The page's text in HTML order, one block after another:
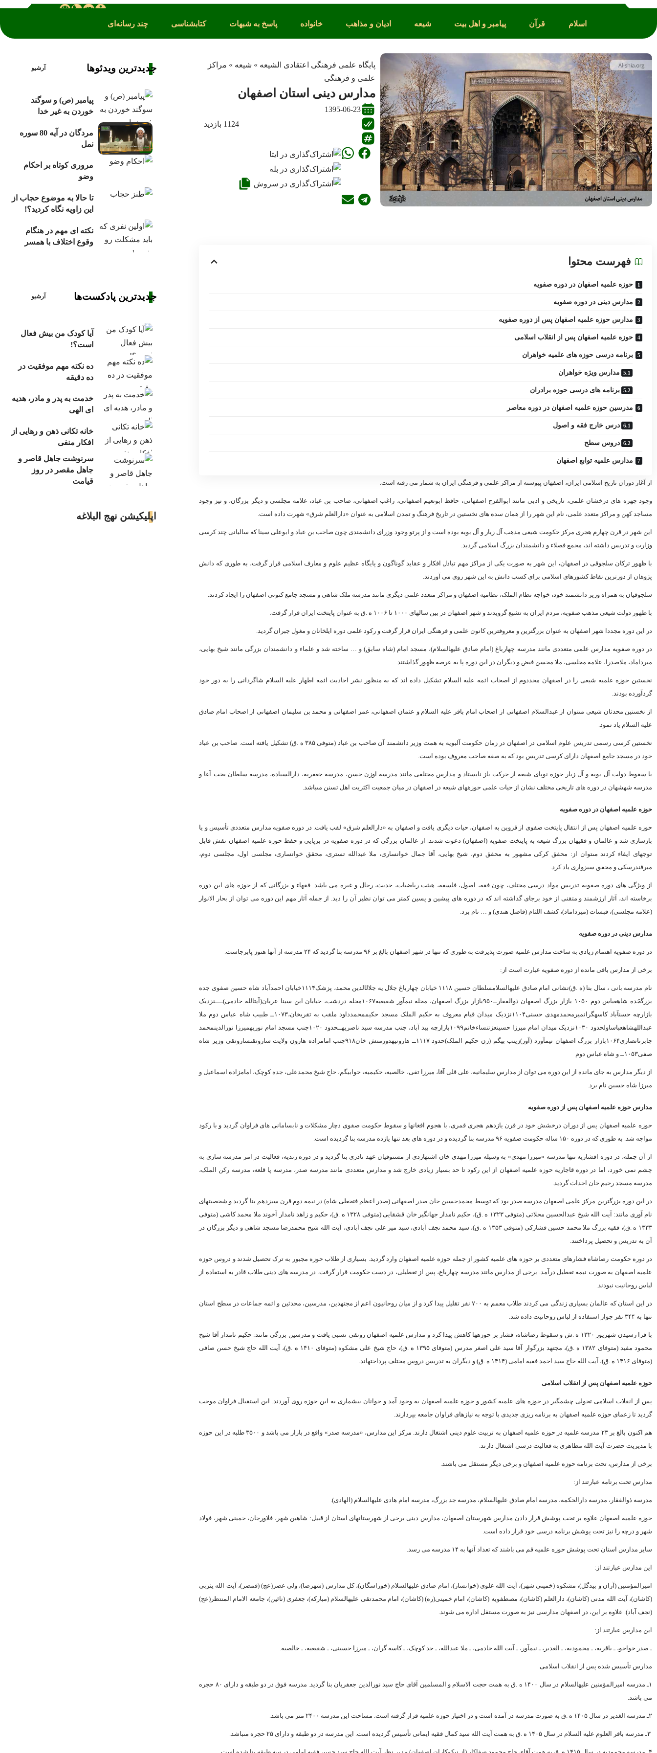
اسلام قرآن پیامبر و اهل بیت شیعه ادیان و مذاهب خانواده پاسخ به شبهات کتابشناسی چند رسانه‌ای
پایگاه علمی فرهنگی اعتقادی الشیعه » شیعه » مراکز
علمی و فرهنگی
مدارس دینی استان اصفهان
1395-06-23
1124 بازدید
فهرست محتوا
حوزه علمیه اصفهان در دوره صفویه
مدارس دینى در دوره صفویه
مدارس حوزه علمیه اصفهان پس از دوره صفویه
حوزه علمیه اصفهان پس از انقلاب اسلامى
برنامه درسى حوزه ‏هاى علمیه خواهران
مدارس ویژه خواهران
برنامه ‏هاى درسى حوزه برادران
مدرسین حوزه علمیه اصفهان در دوره معاصر
درس خارج فقه و اصول
دروس سطح
مدارس علمیه توابع اصفهان
از آغاز دوران تاریخ اسلامى ایران، اصفهان پیوسته از مراکز علمى و فرهنگى ایران به شمار مى‏ رفته است.
وجود چهره ‏هاى درخشان علمى، تاریخى و ادبى مانند ابوالفرج اصفهانى، حافظ ابونعیم اصفهانى، راغب اصفهانى، صاحب بن عباد، علامه مجلسى و دیگر بزرگان، و نیز وجود
مساجد کهن و مراکز متعدد علمى، نام این شهر را از همان سده ‏هاى نخستین در تاریخ فرهنگ و تمدن اسلامى به عنوان «دارالعلم شرق» شهرت داده است.
این شهر در قرن چهارم هجرى مرکز حکومت شیعى مذهب آل زیار و آل بویه بوده است و از پرتو وجود وزراى دانشمندى چون صاحب بن عباد و ابوعلى سینا که سالیانى چند کرسى
وزارت و تدریس داشته ‏اند، مجمع فضلاء و دانشمندان بزرگ اسلامى گردید.
با ظهور ترکان سلجوقى در اصفهان، این شهر به صورت یکى از مراکز مهم تبادل افکار و عقاید گوناگون و پایگاه عظیم علوم و معارف اسلامى قرار گرفت، به طورى که دانش
پژوهان از دورترین نقاط کشورهاى اسلامى براى کسب دانش به این شهر روى مى‏ آوردند.
سلجوقیان به همراه وزیر دانشمند خود، خواجه نظام الملک، نظامیه اصفهان و مراکز متعدد علمى دیگرى مانند مدرسه ملک شاهى و مسجد جامع کنونى اصفهان را ایجاد کردند.
با ظهور دولت شیعى مذهب صفویه، مردم ایران به تشیع گرویدند و شهر اصفهان در بین سالهاى ۱۰۰۰ تا ۱۰۰۶ ه .ق به عنوان پایتخت ایران قرار گرفت.
در این دوره مجددا شهر اصفهان به عنوان بزرگترین و معروفترین کانون علمى و فرهنگى ایران قرار گرفت و رکود علمى دوره ایلخانان و مغول جبران گردید.
در دوره صفویه مدارس علمى متعددى مانند مدرسه چهارباغ (امام صادق علیه‏السلام)، مسجد امام (شاه سابق) و … ساخته شد و علماء و دانشمندان بزرگى مانند شیخ بهایى،
میرداماد، ملاصدرا، علامه مجلسى، ملا محسن فیض و دیگران در این دوره پا به عرصه ظهور گذاشتند.
نخستین حوزه علمیه شیعى را در اصفهان محددوم از اصحاب ائمه علیه ‏السلام تشکیل داده ‏اند که به منظور نشر احادیث ائمه اطهار علیه ‏السلام شاگردانى را به دور خود
گردآورده بودند.
از نخستین محدثان شیعى مى‏توان از عبدالسلام اصفهانى از اصحاب امام باقر علیه ‏السلام و عثمان اصفهانى، عمر اصفهانى و محمد بن سلیمان اصفهانى از اصحاب امام صادق
علیه‏ السلام یاد نمود.
نخستین کرسى رسمى تدریس علوم اسلامى در اصفهان در زمان حکومت آل‏بویه به همت وزیر دانشمند آن صاحب بن عباد (متوفى ۳۸۵ ه .ق) تشکیل یافته است. صاحب بن عباد
خود در مسجد جامع اصفهان داراى کرسى تدریس بود که به صفه صاحب معروف بوده است.
با سقوط دولت آل بویه و آل زیار حوزه نوپاى شیعه از حرکت باز نایستاد و مدارس مختلفى مانند مدرسه اوزن حسن، مدرسه جعفریه، دارالسیاده، مدرسه سلطان بخت آغا و
مدرسه شهشهان در دوره ‏هاى تاریخى مختلف نشان از حیات علمى حوزه‏هاى شیعه در اصفهان در میان جمعیت اکثریت اهل تسنن مى‏باشد.
حوزه علمیه اصفهان در دوره صفویه
حوزه علمیه اصفهان پس از انتقال پایتخت صفوى از قزوین به اصفهان، حیات دیگرى یافت و اصفهان به «دارالعلم شرق» لقب یافت. در دوره صفویه مدارس متعددى تأسیس و یا
بازسازى شد و عالمان و فقیهان بزرگ شیعه به پایتخت صفویه (اصفهان) دعوت شدند. از عالمان بزرگى که در دوره صفویه در برپایى و حفظ حوزه علمیه اصفهان نقش قابل
توجه‏اى ایفاء کردند مى‏توان از: محقق کرکى مشهور به محقق دوم، شیخ بهایى، آقا جمال خوانسارى، ملا عبدالله تسترى، محقق خوانسارى، مجلسى اول، مجلسى دوم،
میرفندرسکى و محقق سبزوارى یاد کرد.
از ویژگى ‏هاى دوره صفویه تدریس مواد درسى مختلف، چون فقه، اصول، فلسفه، هیئت ریاضیات، حدیث، رجال و غیره مى ‏باشد. فقهاء و بزرگانى که از حوزه ‏هاى این دوره
برخاسته ‏اند، آثار ارزشمند و متقنى از خود برجاى گذاشته ‏اند که در دوره ‏هاى پیشین و پسین کمتر مى ‏توان نظیر آن را دید. از جمله آثار مهم این دوره مى ‏توان از بحار الانوار
(علامه مجلسى)، قبسات (میرداماد)، کشف اللثام (فاضل هندى) و … نام برد.
مدارس دینى در دوره صفویه
در دوره صفویه اهتمام زیادى به ساخت مدارس علمیه صورت پذیرفت به طورى که تنها در شهر اصفهان بالغ بر ۹۶ مدرسه بنا گردید که ۲۴ مدرسه از آنها هنوز پابرجاست.
برخى از مدارس باقى مانده از دوره صفویه عبارت است از:
نام مدرسه بانى ، سال بنا (ه .ق)نشانى امام صادق علیه‏السلامسلطان حسین ۱۱۱۸ خیابان چهارباغ جلال یه جلال‏الدین محمد، پزشک۱۱۱۴خیابان احمدآباد شاه حسین صفوى جده
بزرگجَده شاه‏عباس‏ دوم ۱۰۵۰ بازار بزرگ اصفهان ذوالفقارــ۹۵۰بازار بزرگ اصفهان، محله نیم‏آور شفیعیه۱۰۶۷محله دردشت، خیابان ابن سینا عربان(آیت‏الله ‏خادمى)ــــنزدیک
بازارچه حسن‏آباد کاسه‏گرانمیرمحمدمهدى حسنى۱۱۰۴نزدیک میدان قیام معروف به حکیم الملک مسجد حکیممحمدداود ملقب به تقرب‏خان،۱۰۷۳ــ طبیب شاه عباس دوم ملا
عبداللهشاه‏عباس‏اولحدود ۱۰۳۰نزدیک میدان امام میرزا حسینعزت‏نساءخانم۱۰۹۹بازارچه بید آباد، جنب مدرسه سید ناصریهــحدود ۱۰۲۰جنب مسجد امام نوریهمیرزا نورالدین‏محمد
جابرى‏انصارى۱۰۶۴بازار بزرگ اصفهان نیم‏آورد (آور)زینب بیگم (زن حکیم الملک)حدود ۱۱۱۷ــ هارونیهدورمنش خان۹۱۸جنب امام‏زاده هارون ولایت ساروتقىساروتقى وزیر شاه
صفى۱۰۵۳ــ و شاه عباس دوم
از دیگر مدارس به جاى مانده از این دوره مى ‏توان از مدارس سلیمانیه، على ‏قلى آقا، میرزا تقى، خالصیه، حکیمیه، حوابیگم، حاج شیخ محمدعلى، جده کوچک، امامزاده اسماعیل و
میرزا شاه حسین نام برد.
مدارس حوزه علمیه اصفهان پس از دوره صفویه
حوزه علمیه اصفهان پس از دوران درخشش خود در قرن یازدهم هجرى قمرى، با هجوم افغانها و سقوط حکومت صفوى دچار مشکلات و نابسامانى‏ هاى فراوان گردید و با رکود
مواجه شد. به طورى که در دوره ۱۵۰ ساله حکومت صفویه ۹۶ مدرسه بنا گردیده و در دوره هاى بعد تنها یازده مدرسه بنا گردیده است.
از آن جمله، در دوره افشاریه تنها مدرسه «میرزا مهدى» به وسیله میرزا مهدى خان اشتهاردى از مستوفیان عهد نادرى بنا گردید و در دوره زندیه، فعالیت در امر مدرسه‏ سازى به
چشم نمى‏ خورد، اما در دوره قاجاریه حوزه علمیه اصفهان از این رکود تا حد بسیار زیادى خارج شد و مدارس متعددى مانند مدرسه صدر، مدرسه پا قلعه، مدرسه رکن الملک،
مدرسه مسجد رحیم خان احداث گردید.
در این دوره بزرگترین مرکز علمى اصفهان مدرسه صدر بود که توسط محمدحسین خان صدر اصفهانى (صدر اعظم فتحعلى شاه) در نیمه دوم قرن سیزدهم بنا گردید و شخصیت‏هاى
نام آورى مانند: آیت الله شیخ عبدالحسین محلاتى (متوفى ۱۳۲۳ ه .ق)، حکیم نامدار جهانگیر خان قشقایى (متوفى ۱۳۲۸ ه .ق)، حکیم و زاهد نامدار آخوند ملا محمد کاشى (متوفى
۱۳۳۳ ه .ق)، فقیه بزرگ ملا محمد حسین فشارکى (متوفى ۱۳۵۳ ه .ق)، سید محمد نجف آبادى، سید میر على نجف آبادى، آیت الله شیخ محمدرضا مسجد شاهى و دیگر بزرگان در
آن به تدریس و تحصیل پرداختند.
در دوره حکومت رضاشاه فشارهاى متعددى بر حوزه‏ هاى علمیه کشور از جمله حوزه علمیه اصفهان وارد گردید. بسیارى از طلاب حوزه مجبور به ترک تحصیل شدند و دروس حوزه
علمیه اصفهان به صورت نیمه تعطیل درآمد. برخى از مدارس مانند مدرسه چهارباغ، پس از تعطیلى، در دست حکومت قرار گرفت. در مدرسه‏ هاى دینى طلاب قادر به استفاده از
لباس روحانیت نبودند.
در این استان که عالمان بسیارى زندگى مى‏ کردند طلاب معمم به ۷۰۰ نفر تقلیل پیدا کرد و از میان روحانیون اعم از مجتهدین، مدرسین، محدثین و ائمه جماعات در سطح استان
تنها به ۳۴۴ نفر جواز استفاده از لباس روحانیت داده شد.
با فرا رسیدن شهریور ۱۳۲۰ ه .ش و سقوط رضاشاه، فشار بر حوزه‏ها کاهش پیدا کرد و مدارس علمیه اصفهان رونقى نسبى یافت و مدرسین بزرگى مانند: حکیم نامدار آقا شیخ
محمود مفید (متوفاى ۱۳۸۲ ه .ق)، مجتهد بزرگوار آقا سید على‏ اصغر مدرس (متوفاى ۱۳۹۵ ه .ق)، حاج شیخ على مشکوه (متوفاى ۱۴۱۰ ه .ق)، آیت الله حاج شیخ حسن صافى
(متوفاى ۱۴۱۶ ه .ق)، آیت الله حاج سید احمد فقیه امامى (۱۴۱۴ ه .ق) و دیگران به تدریس دروس مختلف پرداخته‏اند.
حوزه علمیه اصفهان پس از انقلاب اسلامى
پس از انقلاب اسلامى تحولى چشمگیر در حوزه‏ هاى علمیه کشور و حوزه علمیه اصفهان به وجود آمد و جوانان بى‏شمارى به این حوزه روى آوردند. این استقبال فراوان موجب
گردید تا زعماى حوزه علمیه اصفهان به برنامه ریزى جدیدى با توجه به نیازهاى فراوان جامعه بپردازند.
هم اکنون بالغ بر ۲۳ مدرسه علمیه در حوزه علمیه اصفهان به تربیت علوم دینى اشتغال دارند. مرکز این مدارس، «مدرسه صدر» واقع در بازار مى‏ باشد و ۳۵۰۰ طلبه در این حوزه
با مدیریت حضرت آیت الله مظاهرى به فعالیت درسى اشتغال دارند.
برخى از مدارس، تحت برنامه حوزه علمیه اصفهان و برخى دیگر مستقل مى ‏باشند.
مدارس تحت برنامه عبارتند از:
مدرسه ذوالفقار، مدرسه دارالحکمه، مدرسه امام صادق علیه‏السلام، مدرسه جد بزرگ، مدرسه امام هادى علیه‏السلام (الهادى).
حوزه علمیه اصفهان علاوه بر تحت پوشش قرار دادن مدارس شهرستان اصفهان، مدارس دینى برخى از شهرستان‏هاى استان از قبیل: شاهین شهر، فلاورجان، خمینى شهر، فولاد
شهر و درچه را نیز تحت پوشش برنامه درسى خود قرار داده است.
سایر مدارس استان تحت پوشش حوزه علمیه قم مى ‏باشند که تعداد آنها به ۱۴ مدرسه مى‏ رسد.
این مدارس عبارتند از:
امیرالمؤمنین (آران و بیدگل)، مشکوه (خمینى شهر)، آیت الله علوى (خوانسار)، امام صادق علیه‏السلام (خوراسگان)، کل مدارس (شهرضا)، ولى عصر(عج) (قمصر)، آیت الله یثربى
(کاشان)، آیت الله مدنى (کاشان)، دارالعلم (کاشان)، مصطفویه (کاشان)، امام خمینى(ره) (کاشان)، امام محمدتقى علیه‏السلام (مبارکه)، جعفرى (نائین)، جامعه الامام المنتظر(عج)
(نجف آباد). علاوه بر این، در اصفهان مدارسى نیز به صورت مستقل اداره مى‏ شوند.
این مدارس عبارتند از:
ـ صدر خواجو، ـ باقریه، ـ محمودیه، ـ الغدیر، ـ نیم‏آور، ـ آیت الله خادمى، ـ ملا عبدالله، ـ جد کوچک، ـ کاسه‏ گران، ـ میرزا حسینى، ـ شفیعیه، ـ خالصیه.
مدارس تأسیس شده پس از انقلاب اسلامى
۱ـ مدرسه امیرالمؤمنین علیه‏السلام در سال ۱۴۰۰ ه .ق به همت حجت الاسلام و المسلمین آقاى حاج سید نورالدین جعفریان بنا گردید. مدرسه فوق در دو طبقه و داراى ۸۰ حجره
مى ‏باشد.
۲ـ مدرسه الغدیر در سال ۱۴۰۵ ه .ق به صورت مدرسه در آمده است و در اختیار حوزه علمیه قرار گرفته است. مساحت این مدرسه ۲۴۰۰ متر مى ‏باشد.
جدیدترین ویدئوها آرشیو
پیامبر (ص) و سوگند
خوردن به غیر خدا
مردگان در آیه 80 سوره
نمل
مروری کوتاه بر احکام
وضو
تا حالا به موضوع حجاب از
این زاویه نگاه کردید؟!
نکته ای مهم در هنگام
وقوع اختلاف با همسر
جدیدترین پادکست‌ها آرشیو
آیا کودک من بیش فعال
است؟!
ده نکته مهم موفقیت در
ده دقیقه
خدمت به پدر و مادر، هدیه
ای الهی
خانه تکانی ذهن و رهایی از
افکار منفی
سرنوشت جاهل قاصر و
جاهل مقصر در روز
قیامت
اپلیکیشن نهج البلاغه